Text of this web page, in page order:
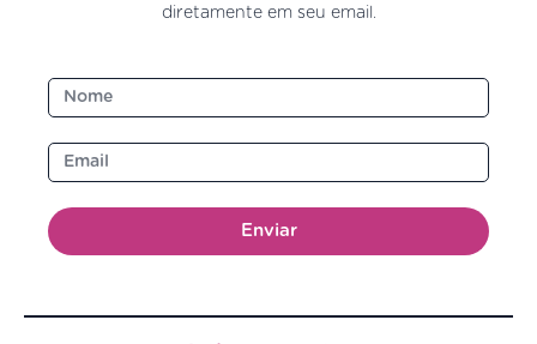
diretamente em seu email.
Enviar